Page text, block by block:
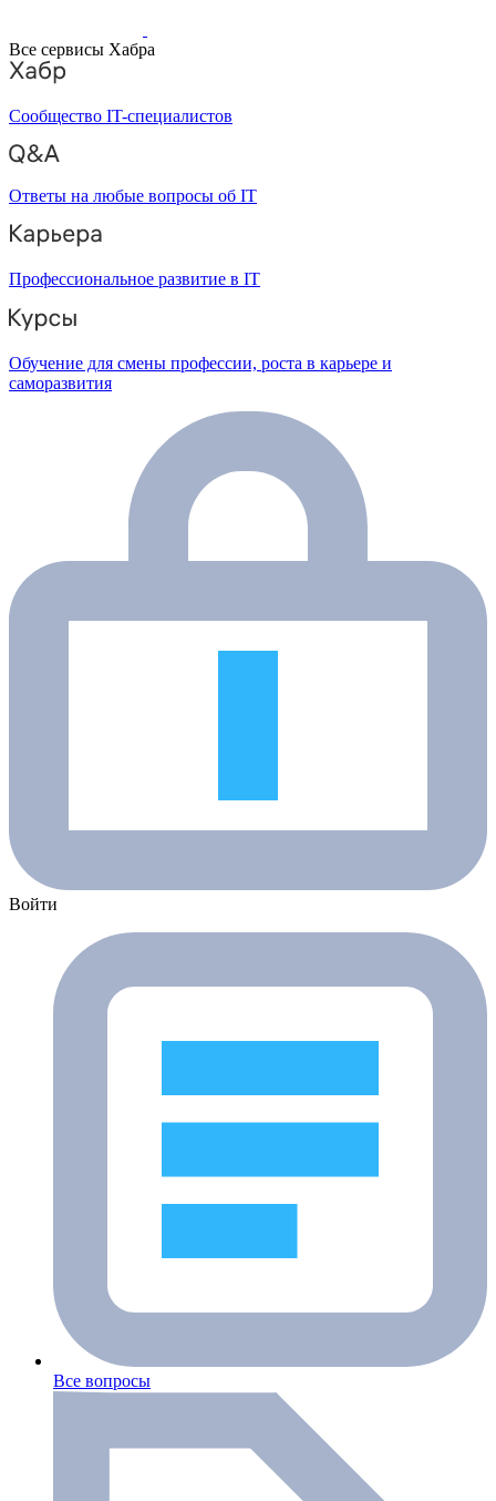
Все сервисы Хабра
Сообщество IT-специалистов
Ответы на любые вопросы об IT
Профессиональное развитие в IT
Обучение для смены профессии, роста в карьере и
саморазвития
Войти
Все вопросы